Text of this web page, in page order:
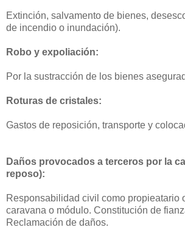
Extinción, salvamento de bienes,
de incendio o inundación).
Robo y expoliación:
Por la sustracción de los bienes
Roturas de cristales:
Gastos de reposición, transporte y
Daños provocados a terceros por la
reposo):
Responsabilidad civil como propieatario
caravana o módulo. Constitución de
Reclamación de daños.